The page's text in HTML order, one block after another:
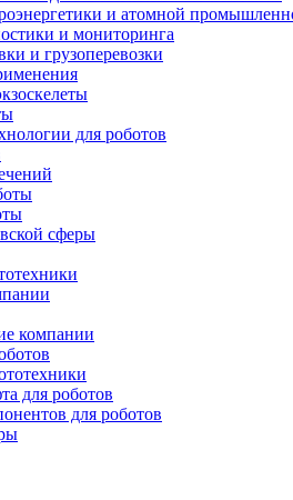
и атомной
и мониторинга
и грузоперевозки
для роботов
сферы
компании
для роботов
для роботов